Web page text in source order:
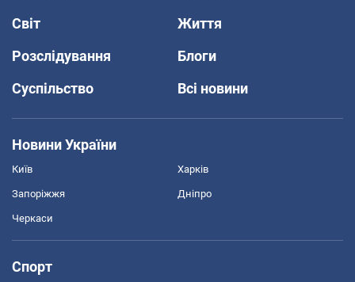
Світ
Життя
Розслідування
Блоги
Суспільство
Всі новини
Новини України
Київ Харків
Запоріжжя Дніпро
Черкаси
Спорт